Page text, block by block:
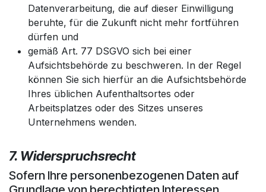
Datenverarbeitung, die auf dieser Einwilligung
beruhte, für die Zukunft nicht mehr fortführen
dürfen und
gemäß Art. 77 DSGVO sich bei einer
Aufsichtsbehörde zu beschweren. In der Regel
können Sie sich hierfür an die Aufsichtsbehörde
Ihres üblichen Aufenthaltsortes oder
Arbeitsplatzes oder des Sitzes unseres
Unternehmens wenden.
7. Widerspruchsrecht
Sofern Ihre personenbezogenen Daten auf